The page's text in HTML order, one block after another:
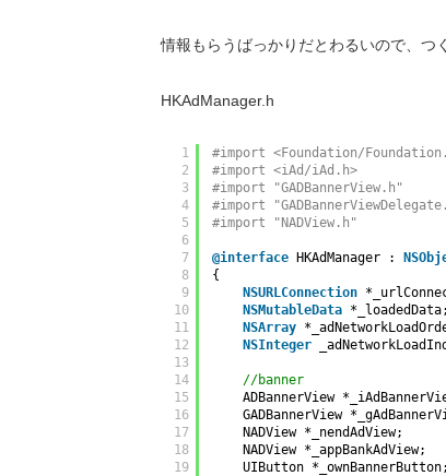
情報もらうばっかりだとわるいので、つ
HKAdManager.h
1
2
3
4
5
6
7
8
9
10
11
12
13
14
15
16
17
18
19
#import <Foundation/
#import <iAd/iAd.h>
#import "GADBannerView.h"
#import
#import "NADView.h"
@interface HKAdManager :
{
NSURLConnection
NSMutableData *_loadedData;
NSArray
NSInteger
//banner
ADBannerView
GADBannerView
NADView *_nendAdView;
NADView *_appBankAdView;
UIButton *_ownBannerButton;